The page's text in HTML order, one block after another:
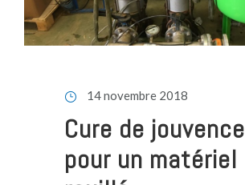
14 novembre 2018
Cure de jouvence
pour un matériel